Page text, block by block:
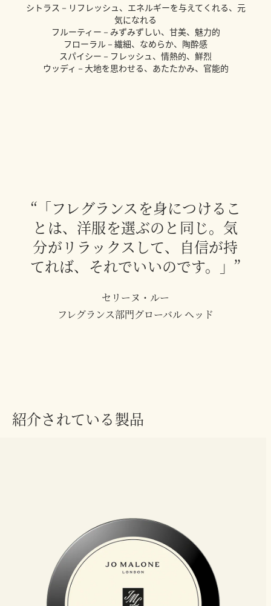
シトラス－リフレッシュ、エネルギーを与えてくれる、元
気になれる
フルーティー－みずみずしい、甘美、魅力的
フローラル－繊細、なめらか、陶酔感
スパイシー－フレッシュ、情熱的、鮮烈
ウッディ－大地を思わせる、あたたかみ、官能的
“「フレグランスを身につけるこ
とは、洋服を選ぶのと同じ。気
分がリラックスして、自信が持
てれば、それでいいのです。」”
セリーヌ・ルー
フレグランス部門グローバル ヘッド
紹介されている製品